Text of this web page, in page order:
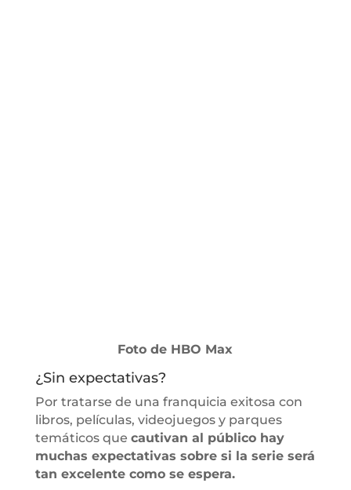
Foto de HBO Max
¿Sin expectativas?
Por tratarse de una franquicia exitosa con
libros, películas, videojuegos y parques
temáticos que cautivan al público hay
muchas expectativas sobre si la serie será
tan excelente como se espera.